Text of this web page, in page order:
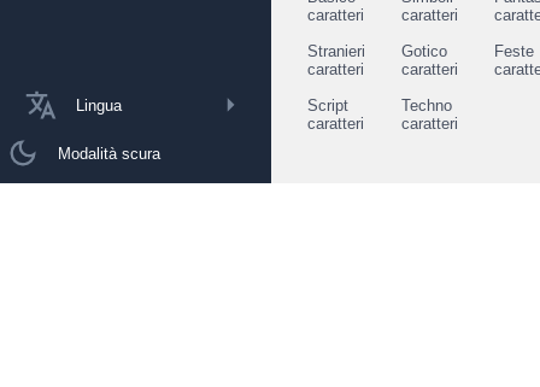
Lingua
Modalità scura
caratteri
caratteri
Stranieri
caratteri
Gotico
caratteri
Feste
Script
caratteri
Techno
caratteri